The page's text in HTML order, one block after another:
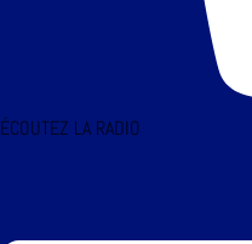
ÉCOUTEZ LA RADIO